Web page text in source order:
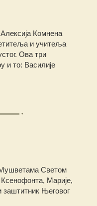
Комнена
и учитеља
Ова три
и то: Василије
Мушветама Светом
Марије,
заштитник Његовог